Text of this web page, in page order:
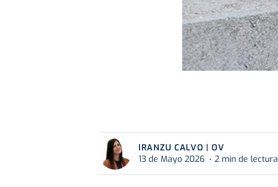
IRANZU CALVO | OV
13 de Mayo 2026
2 min de lectura